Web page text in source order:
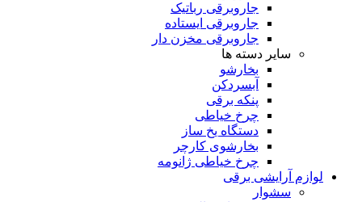
جاروبرقی رباتیک
جاروبرقی ایستاده
جاروبرقی مخزن دار
سایر دسته ها
بخارشو
آبسردکن
پنکه برقی
چرخ خیاطی
دستگاه یخ ساز
بخارشوی کارچر
چرخ خیاطی ژانومه
لوازم آرایشی برقی
سشوار